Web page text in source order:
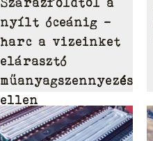
nyílt óceánig –
harc a vizeinket
elárasztó
műanyagszennyezés
ellen